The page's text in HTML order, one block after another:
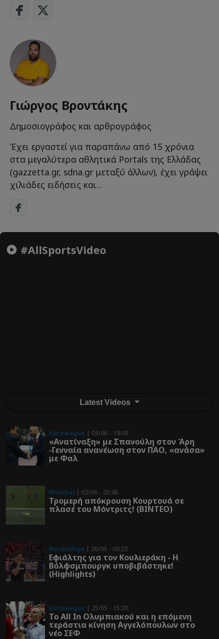
Γιώργος Βροντάκης
Δημοσιογράφος και αρθρογράφος
Έχει εργαστεί για παραπάνω από 15 χρόνια
στα μεγαλύτερα αθλητικά Portals της Ελλάδας
(gazzetta.gr, sdna.gr μεταξύ άλλων), έχει γράψει
χιλιάδες ειδήσεις και...
#AllSportsVideo
Latest Videos
Euroleague | 03/06 - 19:09
«Ανατίναξη» με Σπανούλη στον Άρη
-Γενναία ανανέωση στον ΠΑΟ, «ανάσα»
με Φαλ
Mundial | 02/06 - 20:48
Τρομερή απόκρουση Κουρτουά σε
πλασέ του Μόντριτς! (ΒΙΝΤΕΟ)
Bundesliga | 26/05 - 00:22
Εφιάλτης για τον Κουλιεράκη - Η
Βόλφσμπουργκ υποβιβάστηκε!
(Highlights)
Euroleague | 25/05 - 15:20
Το All In Ολυμπιακού και η επόμενη
τεράστια κίνηση Αγγελόπουλων στο
νέο ΣΕΦ